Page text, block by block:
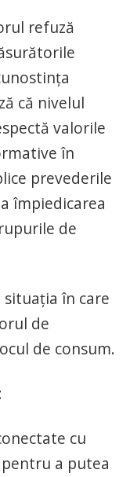
refuză
că nivelul
valorile
în
prevederile
împiedicarea
de
situaţia în care
de
de consum.
cu
a putea